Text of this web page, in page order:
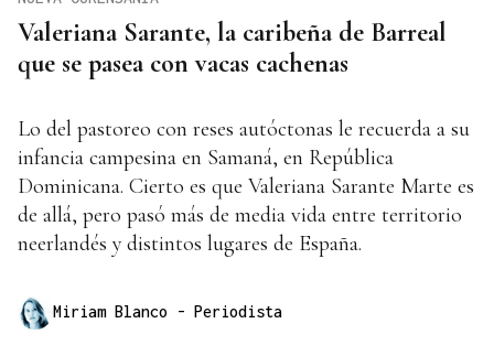
Valeriana Sarante, la caribeña de Barreal
que se pasea con vacas cachenas
Lo del pastoreo con reses autóctonas le recuerda a su
infancia campesina en Samaná, en República
Dominicana. Cierto es que Valeriana Sarante Marte es
de allá, pero pasó más de media vida entre territorio
neerlandés y distintos lugares de España.
Miriam Blanco - Periodista